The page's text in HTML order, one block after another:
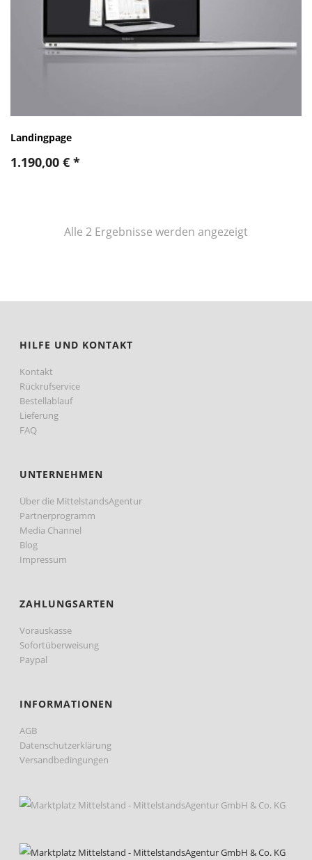
Landingpage
1.190,00 € *
Alle 2 Ergebnisse werden angezeigtNach
HILFE UND KONTAKT
Kontakt
Rückrufservice
Bestellablauf
Lieferung
FAQ
UNTERNEHMEN
Über die MittelstandsAgentur
Partnerprogramm
Media Channel
Blog
Impressum
ZAHLUNGSARTEN
Vorauskasse
Sofortüberweisung
Paypal
INFORMATIONEN
AGB
Datenschutzerklärung
Versandbedingungen